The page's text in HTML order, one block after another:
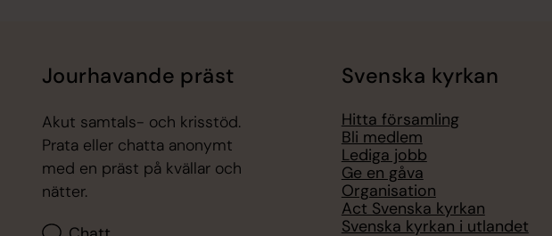
Jourhavande präst
Akut samtals- och krisstöd.
Prata eller chatta anonymt
med en präst på kvällar och
nätter.
Svenska kyrkan
Hitta församling
Bli medlem
Lediga jobb
Ge en gåva
Organisation
Act Svenska kyrkan
Svenska kyrkan i utlandet